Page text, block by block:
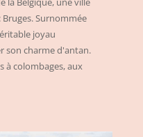
Surnommée
joyau
son charme d'antan.
à colombages, aux